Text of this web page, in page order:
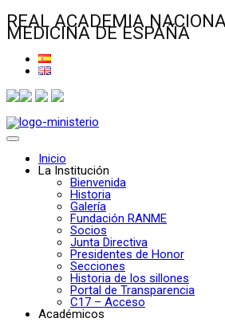
REAL ACADEMIA
MEDICINA DE ESPAÑA
Inicio
La Institución
Bienvenida
Historia
Galería
Fundación RANME
Socios
Junta Directiva
Presidentes de Honor
Secciones
Historia de los sillones
Portal de Transparencia
C17 – Acceso
Académicos